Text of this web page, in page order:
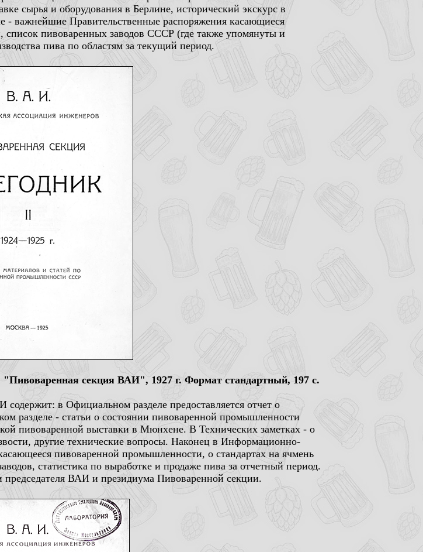
сырья и оборудования в Берлине, исторический экскурс в
важнейшие Правительственные распоряжения касающиеся
пивоваренных заводов СССР (где также упомянуты и
пива по областям за текущий период.
секция ВАИ", 1927 г. Формат стандартный, 197 с.
в Официальном разделе предоставляется отчет о
разделе - статьи о состоянии пивоваренной промышленности
пивоваренной выставки в Мюнхене. В Технических заметках - о
другие технические вопросы. Наконец в Информационно-
пивоваренной промышленности, о стандартах на ячмень
статистика по выработке и продаже пива за отчетный период.
ВАИ и президиума Пивоваренной секции.